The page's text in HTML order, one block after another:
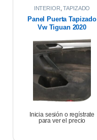
INTERIOR ,TAPIZADO
Panel Puerta Tapizado
Vw Tiguan 2020
Inicia sesión o regístrate
para ver el precio